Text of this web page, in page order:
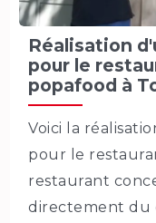
Réalisation
pour le
popafood à
Voici la
pour le
restaurant
directement du